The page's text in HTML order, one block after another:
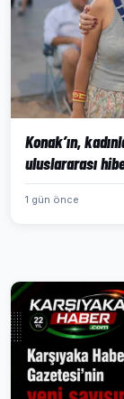
Konak’ın,
uluslararası
1 gün önce